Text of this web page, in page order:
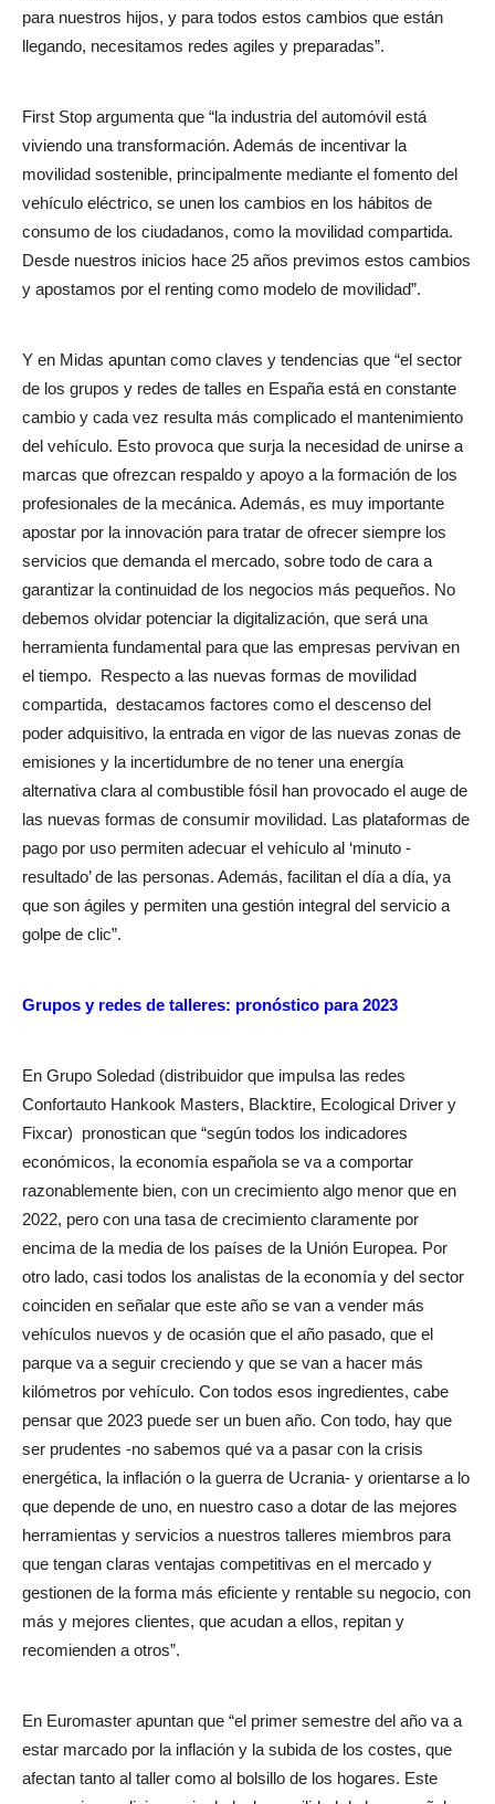
para nuestros hijos, y para todos estos cambios que están
llegando, necesitamos redes agiles y preparadas”.
First Stop argumenta que “la industria del automóvil está
viviendo una transformación. Además de incentivar la
movilidad sostenible, principalmente mediante el fomento del
vehículo eléctrico, se unen los cambios en los hábitos de
consumo de los ciudadanos, como la movilidad compartida.
Desde nuestros inicios hace 25 años previmos estos cambios
y apostamos por el renting como modelo de movilidad”.
Y en Midas apuntan como claves y tendencias que “el sector
de los grupos y redes de talles en España está en constante
cambio y cada vez resulta más complicado el mantenimiento
del vehículo. Esto provoca que surja la necesidad de unirse a
marcas que ofrezcan respaldo y apoyo a la formación de los
profesionales de la mecánica. Además, es muy importante
apostar por la innovación para tratar de ofrecer siempre los
servicios que demanda el mercado, sobre todo de cara a
garantizar la continuidad de los negocios más pequeños. No
debemos olvidar potenciar la digitalización, que será una
herramienta fundamental para que las empresas pervivan en
el tiempo. Respecto a las nuevas formas de movilidad
compartida, destacamos factores como el descenso del
poder adquisitivo, la entrada en vigor de las nuevas zonas de
emisiones y la incertidumbre de no tener una energía
alternativa clara al combustible fósil han provocado el auge de
las nuevas formas de consumir movilidad. Las plataformas de
pago por uso permiten adecuar el vehículo al ‘minuto -
resultado’ de las personas. Además, facilitan el día a día, ya
que son ágiles y permiten una gestión integral del servicio a
golpe de clic”.
Grupos y redes de talleres: pronóstico para 2023
En Grupo Soledad (distribuidor que impulsa las redes
Confortauto Hankook Masters, Blacktire, Ecological Driver y
Fixcar) pronostican que “según todos los indicadores
económicos, la economía española se va a comportar
razonablemente bien, con un crecimiento algo menor que en
2022, pero con una tasa de crecimiento claramente por
encima de la media de los países de la Unión Europea. Por
otro lado, casi todos los analistas de la economía y del sector
coinciden en señalar que este año se van a vender más
vehículos nuevos y de ocasión que el año pasado, que el
parque va a seguir creciendo y que se van a hacer más
kilómetros por vehículo. Con todos esos ingredientes, cabe
pensar que 2023 puede ser un buen año. Con todo, hay que
ser prudentes -no sabemos qué va a pasar con la crisis
energética, la inflación o la guerra de Ucrania- y orientarse a lo
que depende de uno, en nuestro caso a dotar de las mejores
herramientas y servicios a nuestros talleres miembros para
que tengan claras ventajas competitivas en el mercado y
gestionen de la forma más eficiente y rentable su negocio, con
más y mejores clientes, que acudan a ellos, repitan y
recomienden a otros”.
En Euromaster apuntan que “el primer semestre del año va a
estar marcado por la inflación y la subida de los costes, que
afectan tanto al taller como al bolsillo de los hogares. Este